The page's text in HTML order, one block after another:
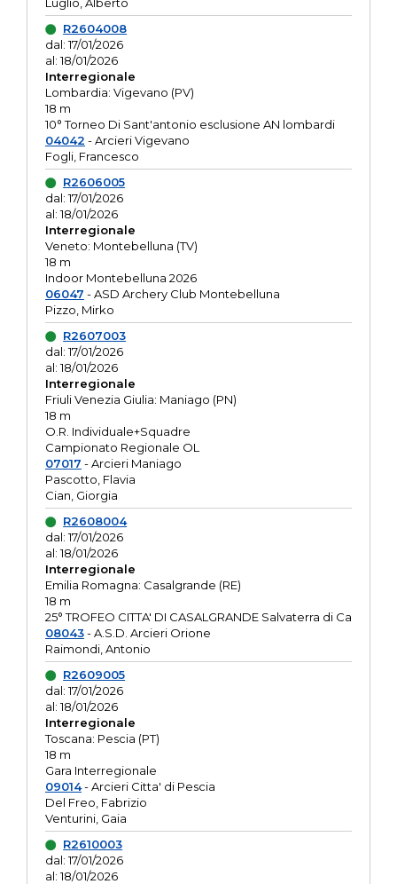
R2604008
dal: 17/01/2026
al: 18/01/2026
Interregionale
Lombardia: Vigevano (PV)
18 m
10° Torneo Di Sant'antonio esclusione AN lombardi
04042 - Arcieri Vigevano
Fogli, Francesco
R2606005
dal: 17/01/2026
al: 18/01/2026
Interregionale
Veneto: Montebelluna (TV)
18 m
Indoor Montebelluna 2026
06047 - ASD Archery Club Montebelluna
Pizzo, Mirko
R2607003
dal: 17/01/2026
al: 18/01/2026
Interregionale
Friuli Venezia Giulia: Maniago (PN)
18 m
O.R. Individuale+Squadre
Campionato Regionale OL
07017 - Arcieri Maniago
Pascotto, Flavia
Cian, Giorgia
R2608004
dal: 17/01/2026
al: 18/01/2026
Interregionale
Emilia Romagna: Casalgrande (RE)
18 m
25° TROFEO CITTA' DI CASALGRANDE Salvaterra di Ca
08043- A.S.D. Arcieri Orione
Raimondi, Antonio
R2609005
dal: 17/01/2026
al: 18/01/2026
Interregionale
Toscana: Pescia (PT)
18 m
Gara Interregionale
09014- Arcieri Citta' di Pescia
Del Freo, Fabrizio
Venturini, Gaia
R2610003
dal: 17/01/2026
al: 18/01/2026